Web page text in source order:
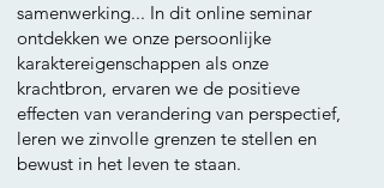
samenwerking... In dit online seminar
ontdekken we onze persoonlijke
karaktereigenschappen als onze
krachtbron, ervaren we de positieve
effecten van verandering van perspectief,
leren we zinvolle grenzen te stellen en
bewust in het leven te staan.